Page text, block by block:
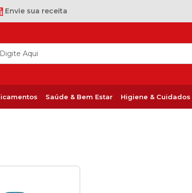
Envie sua receita
Saúde & Bem Estar Higiene & Cuidados